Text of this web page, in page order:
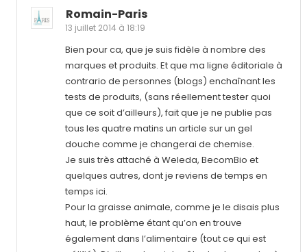
Romain-Paris
13 juillet 2014 à 18:19
Bien pour ca, que je suis fidèle à nombre des
marques et produits. Et que ma ligne éditoriale à
contrario de personnes (blogs) enchaînant les
tests de produits, (sans réellement tester quoi
que ce soit d’ailleurs), fait que je ne publie pas
tous les quatre matins un article sur un gel
douche comme je changerai de chemise.
Je suis très attaché à Weleda, BecomBio et
quelques autres, dont je reviens de temps en
temps ici.
Pour la graisse animale, comme je le disais plus
haut, le problème étant qu’on en trouve
également dans l’alimentaire (tout ce qui est